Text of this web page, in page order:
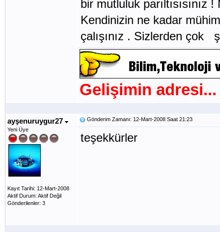
bir mutluluk parıltısısınız
Kendinizin ne kadar
çalışınız . Sizlerden çok
Gelişimin adresi...
ayşenuruygur27
Yeni Üye
Kayıt Tarihi: 12-Mart-2008
Aktif Durum: Aktif Değil
Gönderilenler: 3
Gönderim Zamanı: 12-Mart-2008 Saat 21:23
teşekkürler